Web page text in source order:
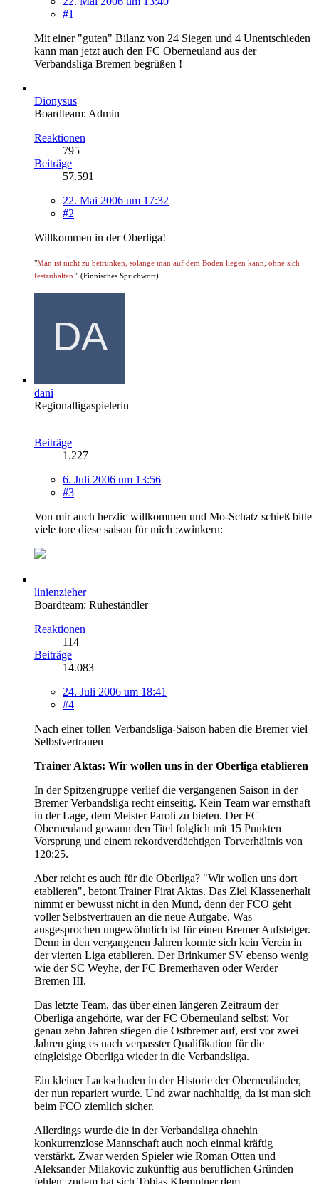
#1
Mit einer "guten" Bilanz von 24 Siegen und 4 Unentschieden
kann man jetzt auch den FC Oberneuland aus der
Verbandsliga Bremen begrüßen !
Dionysus
Boardteam: Admin
Reaktionen
795
Beiträge
57.591
22. Mai 2006 um 17:32
#2
Willkommen in der Oberliga!
"Man ist nicht zu betrunken, solange man auf dem Boden liegen kann, ohne sich
festzuhalten. " (Finnisches Sprichwort)
dani
Regionalligaspielerin
Beiträge
1.227
6. Juli 2006 um 13:56
#3
Von mir auch herzlic willkommen und Mo-Schatz schieß bitte
viele tore diese saison für mich :zwinkern:
linienzieher
Boardteam: Ruheständler
Reaktionen
114
Beiträge
14.083
24. Juli 2006 um 18:41
#4
Nach einer tollen Verbandsliga-Saison haben die Bremer viel
Selbstvertrauen
Trainer Aktas: Wir wollen uns in der Oberliga etablieren
In der Spitzengruppe verlief die vergangenen Saison in der
Bremer Verbandsliga recht einseitig. Kein Team war ernsthaft
in der Lage, dem Meister Paroli zu bieten. Der FC
Oberneuland gewann den Titel folglich mit 15 Punkten
Vorsprung und einem rekordverdächtigen Torverhältnis von
120:25.
Aber reicht es auch für die Oberliga? "Wir wollen uns dort
etablieren", betont Trainer Firat Aktas. Das Ziel Klassenerhalt
nimmt er bewusst nicht in den Mund, denn der FCO geht
voller Selbstvertrauen an die neue Aufgabe. Was
ausgesprochen ungewöhnlich ist für einen Bremer Aufsteiger.
Denn in den vergangenen Jahren konnte sich kein Verein in
der vierten Liga etablieren. Der Brinkumer SV ebenso wenig
wie der SC Weyhe, der FC Bremerhaven oder Werder
Bremen III.
Das letzte Team, das über einen längeren Zeitraum der
Oberliga angehörte, war der FC Oberneuland selbst: Vor
genau zehn Jahren stiegen die Ostbremer auf, erst vor zwei
Jahren ging es nach verpasster Qualifikation für die
eingleisige Oberliga wieder in die Verbandsliga.
Ein kleiner Lackschaden in der Historie der Oberneuländer,
der nun repariert wurde. Und zwar nachhaltig, da ist man sich
beim FCO ziemlich sicher.
Allerdings wurde die in der Verbandsliga ohnehin
konkurrenzlose Mannschaft auch noch einmal kräftig
verstärkt. Zwar werden Spieler wie Roman Otten und
Aleksander Milakovic zukünftig aus beruflichen Gründen
fehlen, zudem hat sich Tobias Klemptner dem